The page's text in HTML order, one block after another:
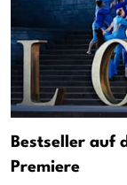
Bestseller auf
Premiere